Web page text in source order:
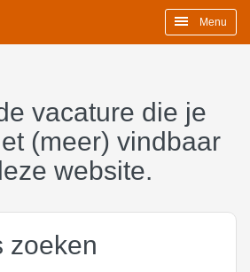
Menu
vacature die je
(meer) vindbaar
website.
zoeken